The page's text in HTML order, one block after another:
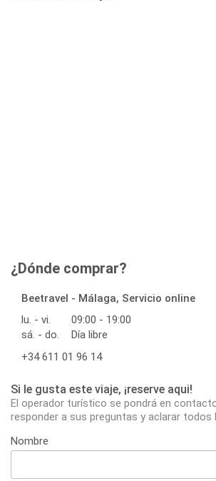
¿Dónde comprar?
Beetravel - Málaga, Servicio online
lu. - vi.
09:00 - 19:00
sá. - do.
Día libre
+34 611 01 96 14
Si le gusta este viaje, ¡reserve aqui!
El operador turístico se pondrá en
responder a sus preguntas y aclarar todos
Nombre